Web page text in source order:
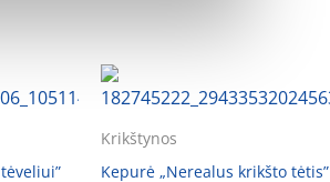
Krikštynos
Kepurė „Nerealus krikšto tėtis”